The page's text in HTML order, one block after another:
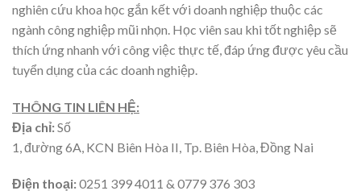
nghiên cứu khoa học gắn kết với doanh nghiệp thuộc các
ngành công nghiệp mũi nhọn. Học viên sau khi tốt nghiệp sẽ
thích ứng nhanh với công việc thực tế, đáp ứng được yêu cầu
tuyển dụng của các doanh nghiệp.
THÔNG TIN LIÊN HỆ:
Địa chỉ:Số
1, đường 6A, KCN Biên Hòa II, Tp. Biên Hòa, Đồng Nai
Điện thoại:0251 399 4011 & 0779 376 303